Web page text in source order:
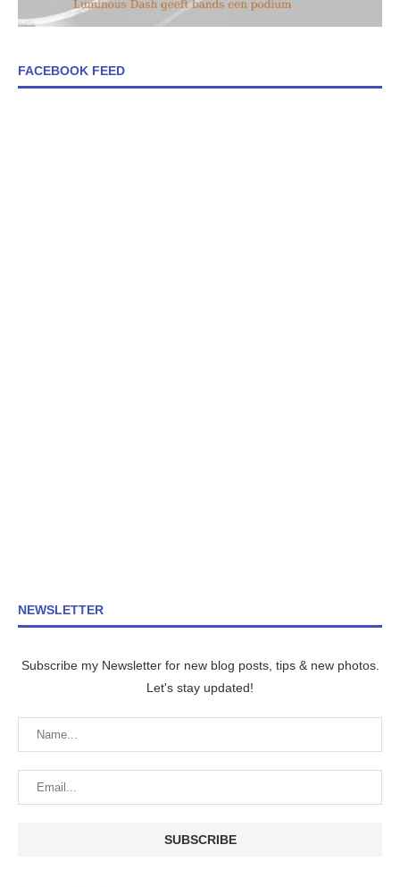
FACEBOOK FEED
NEWSLETTER
Subscribe my Newsletter for new blog posts, tips & new photos.
Let's stay updated!